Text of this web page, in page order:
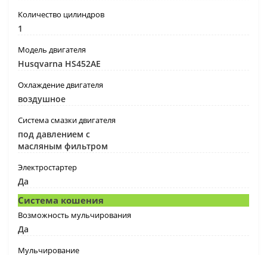
Количество цилиндров
1
Модель двигателя
Husqvarna HS452AE
Охлаждение двигателя
воздушное
Система смазки двигателя
под давлением с
масляным фильтром
Электростартер
Да
Система кошения
Возможность мульчирования
Да
Мульчирование